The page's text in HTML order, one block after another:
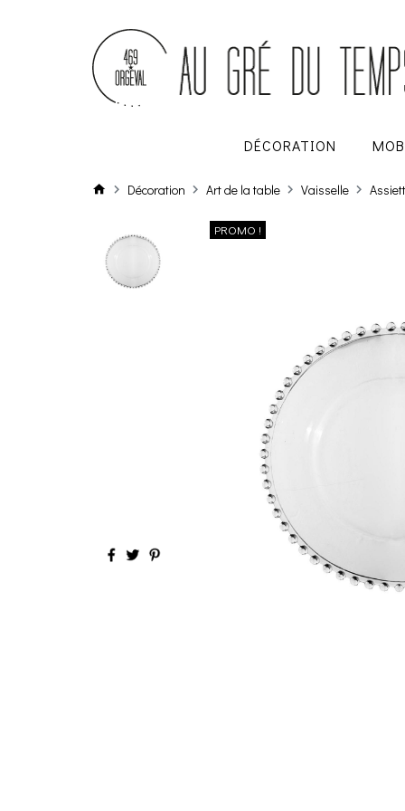
DÉCORATION
Décoration Art de la table Vaisselle
PROMO !